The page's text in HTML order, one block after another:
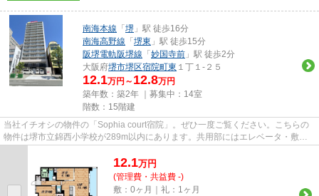
南海本線 「 堺 」駅 徒歩16分
南海高野線 「 堺東 」駅 徒歩15分
阪堺電軌阪堺線 「 妙国寺前 」駅 徒歩2分
大阪府堺市堺区宿院町東 １丁１-２５
12.1万円～ 12.8万円
築年数：築2年 ｜募集中： 14室
階数：15階建
当社イチオシの物件の「Sophia court宿院」。ぜひ一度ご覧ください。こちらの
物件は堺市立錦西小学校が289m以内にあります。共用部にはエレベータ・敷地
12.1万円
(管理費・共益費 -)
敷：0ヶ月｜礼：1ヶ月